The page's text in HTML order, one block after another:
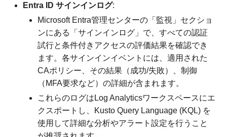
Entra ID サインインログ:
Microsoft Entra管理センターの「監視」セクショ
ンにある「サインインログ」で、すべての認証
試行と条件付きアクセスの評価結果を確認でき
ます。各サインインイベントには、適用された
CAポリシー、その結果（成功/失敗）、制御
（MFA要求など）の詳細が含まれます。
これらのログはLog Analyticsワークスペースにエ
クスポートし、Kusto Query Language (KQL) を
使用して詳細な分析やアラート設定を行うこと